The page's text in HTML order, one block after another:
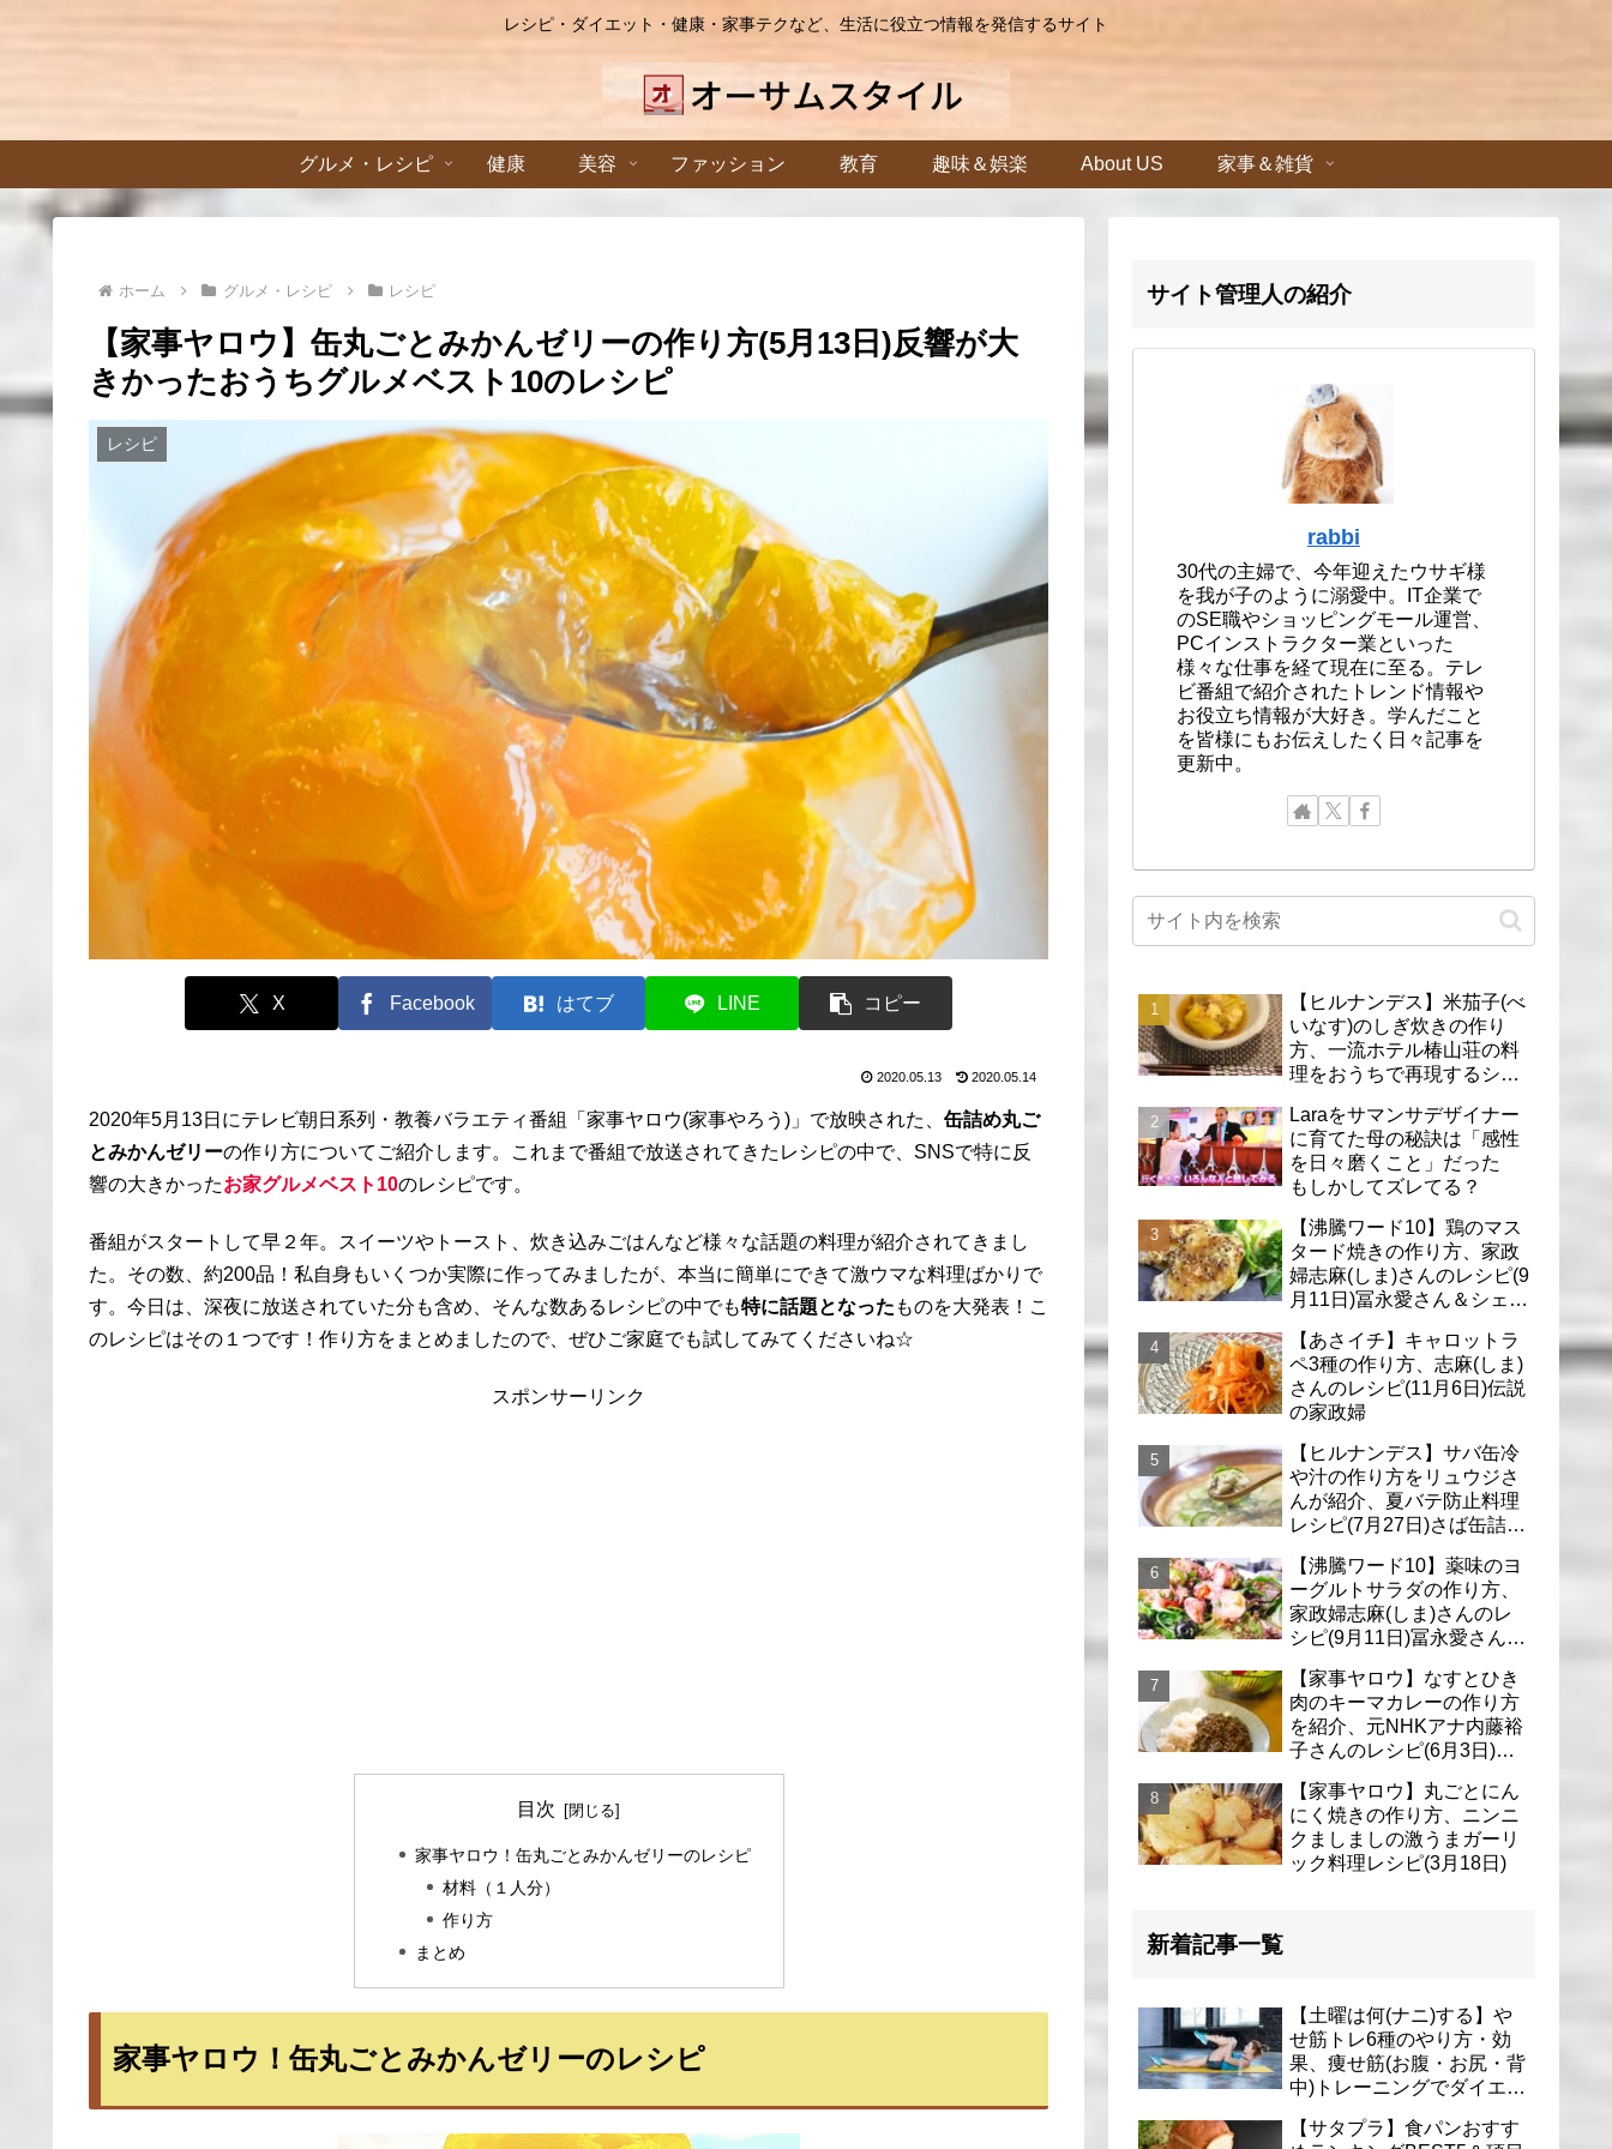
レシピ・ダイエット・健康・家事テクなど、生活に役立つ情報を発信するサイト
グルメ・レシピ 健康 美容 ファッション 教育 趣味＆娯楽 About US 家事＆雑貨
ホーム グルメ・レシピ レシピ
【家事ヤロウ】缶丸ごとみかんゼリーの作り方(5月13日)反響が大
きかったおうちグルメベスト10のレシピ
レシピ
X Facebook はてブ LINE コピー
2020.05.13 2020.05.14
2020年5月13日にテレビ朝日系列・教養バラエティ番組「家事ヤロウ(家事やろう)」で放映された、 缶詰め丸ご
とみかんゼリーの作り方についてご紹介します。これまで番組で放送されてきたレシピの中で、SNSで特に反
響の大きかったお家グルメベスト10のレシピです。
番組がスタートして早２年。スイーツやトースト、炊き込みごはんなど様々な話題の料理が紹介されてきまし
た。その数、約200品！私自身もいくつか実際に作ってみましたが、本当に簡単にできて激ウマな料理ばかりで
す。今日は、深夜に放送されていた分も含め、そんな数あるレシピの中でも特に話題となった ものを大発表！こ
のレシピはその１つです！作り方をまとめましたので、ぜひご家庭でも試してみてくださいね☆
スポンサーリンク
目次
家事ヤロウ！缶丸ごとみかんゼリーのレシピ
材料（１人分）
作り方
まとめ
家事ヤロウ！缶丸ごとみかんゼリーのレシピ
サイト管理人の紹介
rabbi
30代の主婦で、今年迎えたウサギ様
を我が子のように溺愛中。IT企業で
のSE職やショッピングモール運営、
PCインストラクター業といった
様々な仕事を経て現在に至る。テレ
ビ番組で紹介されたトレンド情報や
お役立ち情報が大好き。学んだこと
を皆様にもお伝えしたく日々記事を
更新中。
【ヒルナンデス】米茄子(べ
いなす)のしぎ炊きの作り
方、一流ホテル椿山荘の料
理をおうちで再現するシェ
Laraをサマンサデザイナー
に育てた母の秘訣は「感性
を日々磨くこと」だった
もしかしてズレてる？
【沸騰ワード10】鶏のマス
タード焼きの作り方、家政
婦志麻(しま)さんのレシピ(9
月11日)冨永愛さん＆シェリ
【あさイチ】キャロットラ
ペ3種の作り方、志麻(しま)
さんのレシピ(11月6日)伝説
の家政婦
【ヒルナンデス】サバ缶冷
や汁の作り方をリュウジさ
んが紹介、夏バテ防止料理
レシピ(7月27日)さば缶詰で
【沸騰ワード10】薬味のヨ
ーグルトサラダの作り方、
家政婦志麻(しま)さんのレ
シピ(9月11日)冨永愛さん＆
【家事ヤロウ】なすとひき
肉のキーマカレーの作り方
を紹介、元NHKアナ内藤裕
子さんのレシピ(6月3日)リ
【家事ヤロウ】丸ごとにん
にく焼きの作り方、ニンニ
クましましの激うまガーリ
ック料理レシピ(3月18日)
新着記事一覧
【土曜は何(ナニ)する】や
せ筋トレ6種のやり方・効
果、痩せ筋(お腹・お尻・背
中)トレーニングでダイエッ
【サタプラ】食パンおすす